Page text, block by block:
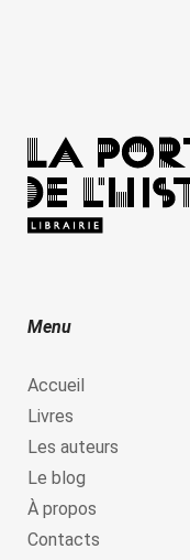
Menu
Accueil
Livres
Les auteurs
Le blog
À propos
Contacts